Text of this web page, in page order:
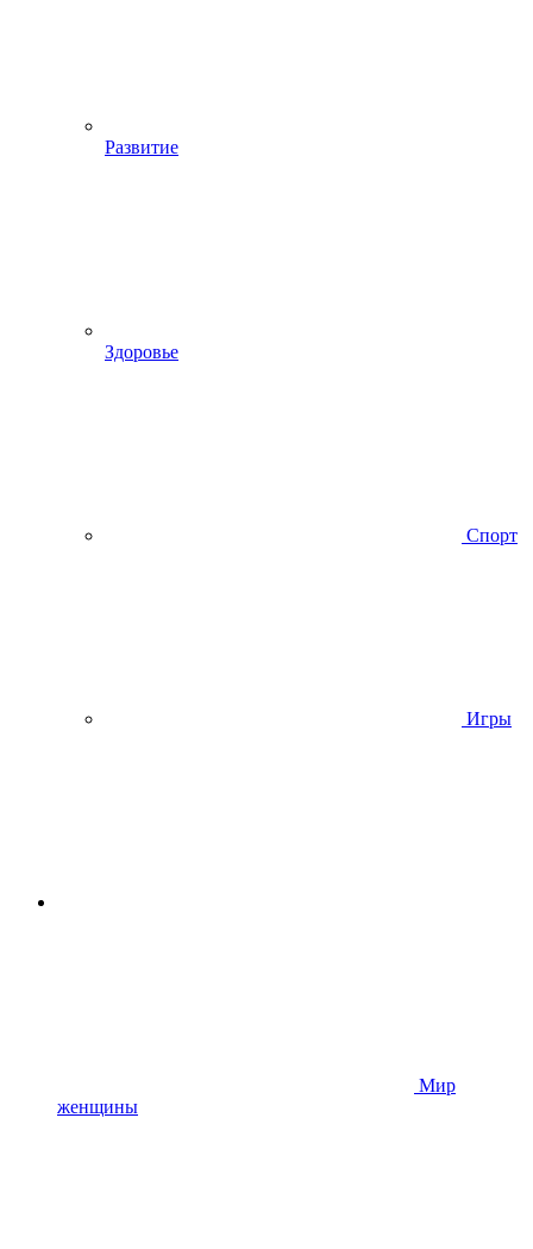
Развитие
Здоровье
Спорт
Игры
Мир
женщины